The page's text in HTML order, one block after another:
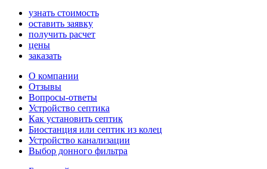
узнать стоимость
оставить заявку
получить расчет
цены
заказать
О компании
Отзывы
Вопросы-ответы
Устройство септика
Как установить септик
Биостанция или септик из колец
Устройство канализации
Выбор донного фильтра